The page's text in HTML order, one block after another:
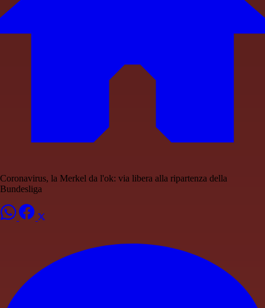
Coronavirus, la Merkel da l'ok: via libera alla ripartenza della
Bundesliga